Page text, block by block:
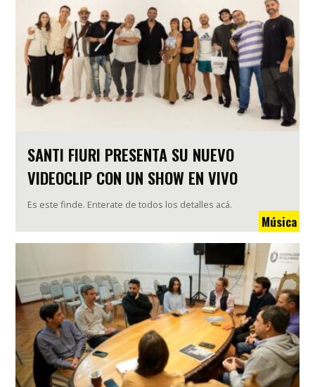
SANTI FIURI PRESENTA SU NUEVO
VIDEOCLIP CON UN SHOW EN VIVO
Es este finde. Enterate de todos los detalles acá.
Música